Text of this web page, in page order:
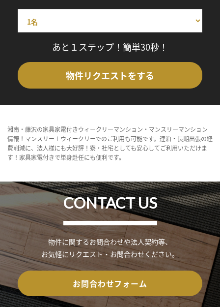
あと１ステップ！簡単30秒！
物件リクエストをする
湘南・藤沢の家具家電付きウィークリーマンション・マンスリーマンション
情報！マンスリー＋ウィークリーでのご利用も可能です。連泊・長期出張の経
費削減に、法人様にも大好評！寮・社宅としても安心してご利用いただけま
す！家具家電付きで単身赴任にも便利です。
CONTACT US
物件に関するお問合わせや法人契約等、
お気軽にリクエスト・お問合わせください。
お問合わせフォーム